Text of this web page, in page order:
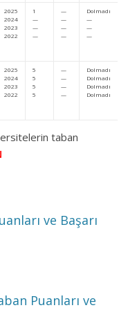
2025
2024
2023
2022
1
—
—
—
—
—
—
—
Dolmadı
—
—
—
2025
2024
2023
2022
5
5
5
5
—
—
—
—
Dolmadı
Dolmadı
Dolmadı
Dolmadı
taban
ve Başarı
Puanları ve